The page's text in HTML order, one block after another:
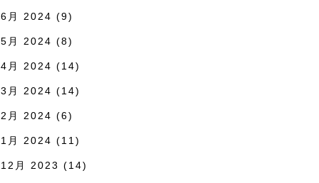
6月 2024 (9)
5月 2024 (8)
4月 2024 (14)
3月 2024 (14)
2月 2024 (6)
1月 2024 (11)
12月 2023 (14)